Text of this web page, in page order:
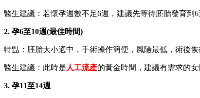
醫生建議：若懷孕週數不足6週，建議先等待胚胎發育到
2. 孕6至10週(最佳時間)
特點：胚胎大小適中，手術操作簡便，風險最低，術後恢
醫生建議：此時是 人工流產的黃金時間，建議有需求的
3. 孕11至14週